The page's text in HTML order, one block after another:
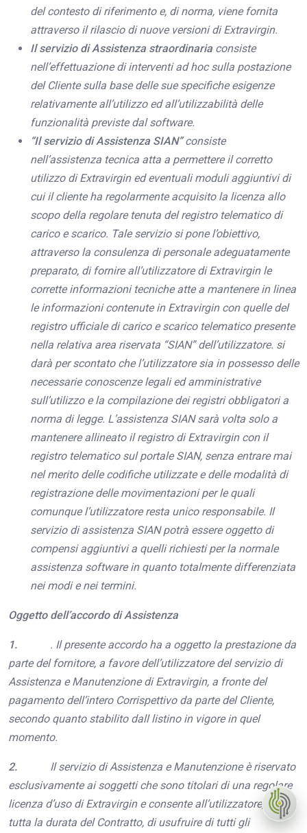
del contesto di riferimento e, di norma, viene fornita
attraverso il rilascio di nuove versioni di Extravirgin.
Il servizio di Assistenza straordinaria consiste
nell’effettuazione di interventi ad hoc sulla postazione
del Cliente sulla base delle sue specifiche esigenze
relativamente all’utilizzo ed all’utilizzabilità delle
funzionalità previste dal software.
“Il servizio di Assistenza SIAN”consiste
nell’assistenza tecnica atta a permettere il corretto
utilizzo di Extravirgin ed eventuali moduli aggiuntivi di
cui il cliente ha regolarmente acquisito la licenza allo
scopo della regolare tenuta del registro telematico di
carico e scarico. Tale servizio si pone l’obiettivo,
attraverso la consulenza di personale adeguatamente
preparato, di fornire all’utilizzatore di Extravirgin le
corrette informazioni tecniche atte a mantenere in linea
le informazioni contenute in Extravirgin con quelle del
registro ufficiale di carico e scarico telematico presente
nella relativa area riservata “SIAN” dell’utilizzatore. si
darà per scontato che l’utilizzatore sia in possesso delle
necessarie conoscenze legali ed amministrative
sull’utilizzo e la compilazione dei registri obbligatori a
norma di legge. L’assistenza SIAN sarà volta solo a
mantenere allineato il registro di Extravirgin con il
registro telematico sul portale SIAN, senza entrare mai
nel merito delle codifiche utilizzate e delle modalità di
registrazione delle movimentazioni per le quali
comunque l’utilizzatore resta unico responsabile. Il
servizio di assistenza SIAN potrà essere oggetto di
compensi aggiuntivi a quelli richiesti per la normale
assistenza software in quanto totalmente differenziata
nei modi e nei termini.
Oggetto dell’accordo di Assistenza
1. . Il presente accordo ha a oggetto la prestazione da
parte del fornitore, a favore dell’utilizzatore del servizio di
Assistenza e Manutenzione di Extravirgin, a fronte del
pagamento dell’intero Corrispettivo da parte del Cliente,
secondo quanto stabilito dall listino in vigore in quel
momento.
2. Il servizio di Assistenza e Manutenzione è riservato
esclusivamente ai soggetti che sono titolari di una regolare
licenza d’uso di Extravirgin e consente all’utilizzatore, per
tutta la durata del Contratto, di usufruire di tutti gli